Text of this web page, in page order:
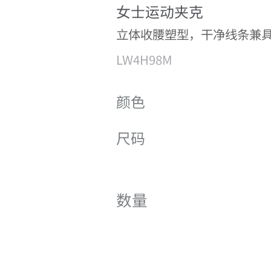
女士运动夹克
立体收腰塑型，干净线条兼
LW4H98M
颜色
尺码
数量